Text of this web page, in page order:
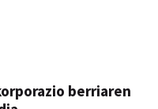
berriaren